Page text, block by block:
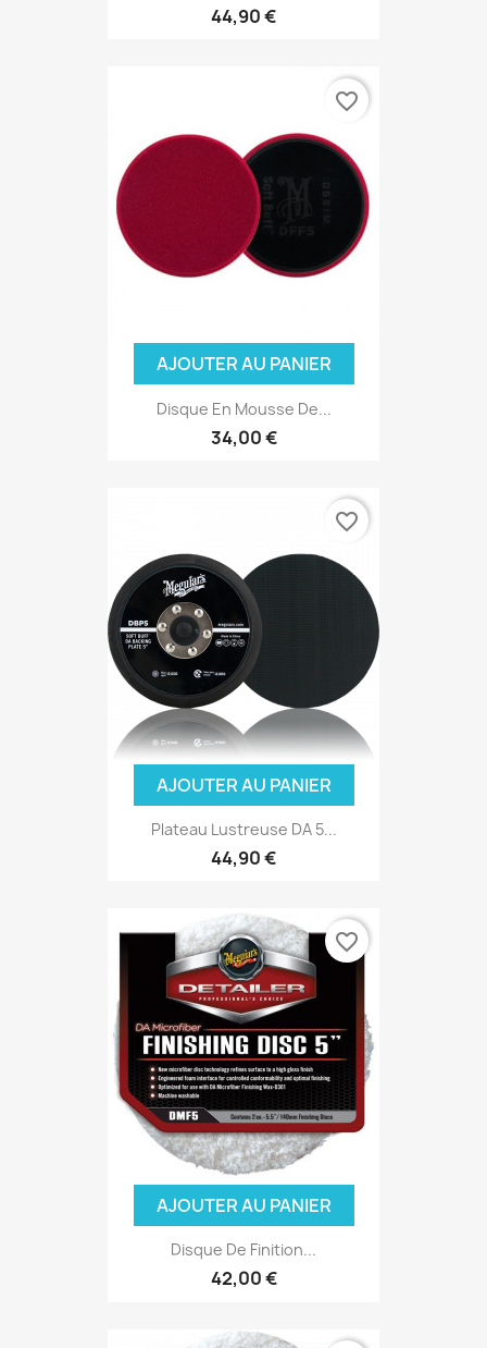
44,90 €
AJOUTER AU PANIER
Disque En Mousse De...
34,00 €
favorite_border
AJOUTER AU PANIER
Plateau Lustreuse DA 5...
44,90 €
favorite_border
AJOUTER AU PANIER
Disque De Finition...
42,00 €
favorite_border